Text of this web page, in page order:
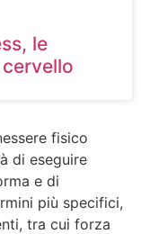
le
fisico
di eseguire
e di
più specifici,
tra cui forza